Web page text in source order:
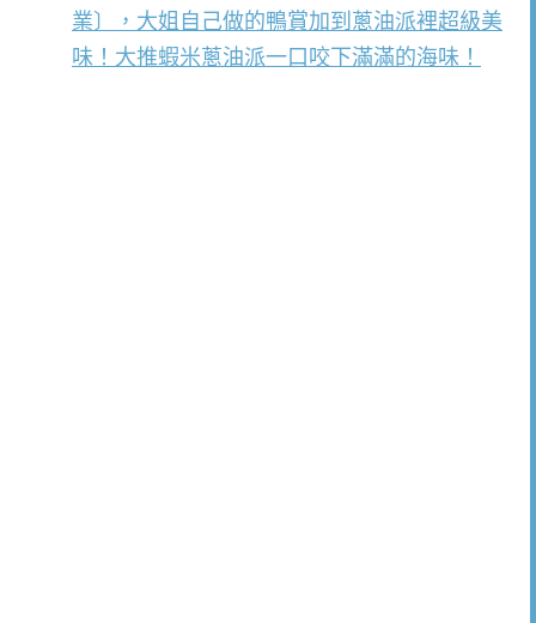
業〕，大姐自己做的鴨賞加到蔥油派裡超級美
味！大推蝦米蔥油派一口咬下滿滿的海味！